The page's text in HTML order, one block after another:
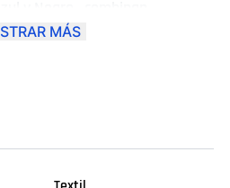
running con un toque urbano
MÁS